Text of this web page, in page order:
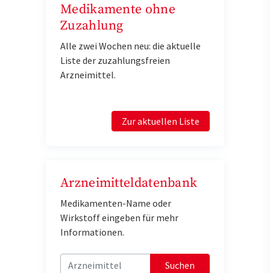
Medikamente ohne
Zuzahlung
Alle zwei Wochen neu: die aktuelle
Liste der zuzahlungsfreien
Arzneimittel.
Zur aktuellen Liste
Arzneimitteldatenbank
Medikamenten-Name oder
Wirkstoff eingeben für mehr
Informationen.
Suchen